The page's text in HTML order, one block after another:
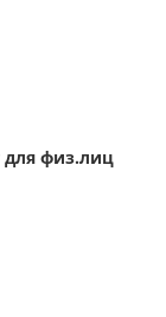
для физ.лиц